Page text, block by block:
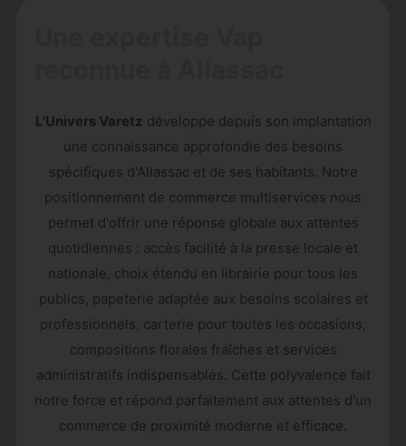
L'Univers Varetz développe depuis son implantation
une connaissance approfondie des besoins
spécifiques d'Allassac et de ses habitants. Notre
positionnement de commerce multiservices nous
permet d'offrir une réponse globale aux attentes
quotidiennes : accès facilité à la presse locale et
nationale, choix étendu en librairie pour tous les
publics, papeterie adaptée aux besoins scolaires et
professionnels, carterie pour toutes les occasions,
compositions florales fraîches et services
administratifs indispensables. Cette polyvalence fait
notre force et répond parfaitement aux attentes d'un
commerce de proximité moderne et efficace.